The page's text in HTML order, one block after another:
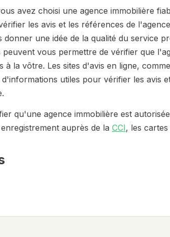
avez choisi une agence immobilière
les avis et les références de
donner une idée de la qualité du service
vous permettre de vérifier que
à la vôtre. Les sites d'avis en ligne,
utiles pour vérifier les avis
qu'une agence immobilière est
auprès de la CCI, les